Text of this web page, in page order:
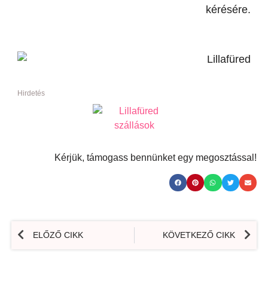
kérésére.
Hirdetés
Kérjük, támogass bennünket egy megosztással!
ELŐZŐ CIKK KÖVETKEZŐ CIKK